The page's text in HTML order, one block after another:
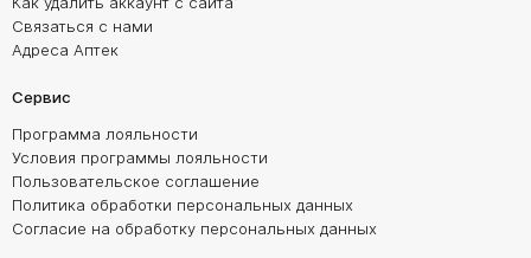
Связаться с нами
Адреса Аптек
Сервис
Программа лояльности
Условия программы лояльности
Пользовательское соглашение
Политика обработки персональных данных
Согласие на обработку персональных данных